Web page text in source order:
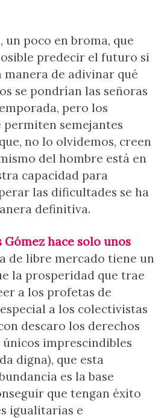
un poco en broma, que
predecir el futuro si
de adivinar qué
se pondrían las señoras
pero los
permiten semejantes
no lo olvidemos, creen
del hombre está en
capacidad para
las dificultades se ha
definitiva.
Gómez hace solo unos
de libre mercado tiene un
la prosperidad que trae
a los profetas de
a los colectivistas
descaro los derechos
imprescindibles
digna), que esta
es la base
que tengan éxito
igualitarias e